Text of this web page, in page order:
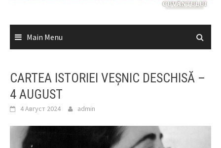
Main Menu
CARTEA ISTORIEI VEȘNIC DESCHISĂ –
4 AUGUST
4 Август 2024 admin